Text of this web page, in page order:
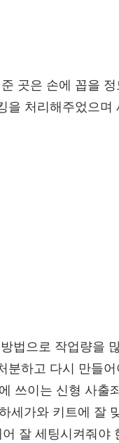
곳은 손에 꼽을 정
을 처리해주었으며
법으로 작업량을
분하고 다시 만들어
쓰이는 신형 사출
세가와 키트에 잘
잘 세팅시켜줘야